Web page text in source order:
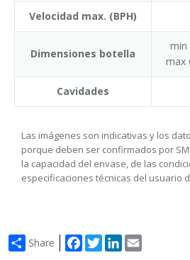
Velocidad max. (BPH)
Dimensiones botella
min
max
Cavidades
Las imágenes son indicativas y los
porque deben ser confirmados por
la capacidad del envase, de las
especificaciones técnicas del usuario
Share Facebook
TwitterLinkedIn